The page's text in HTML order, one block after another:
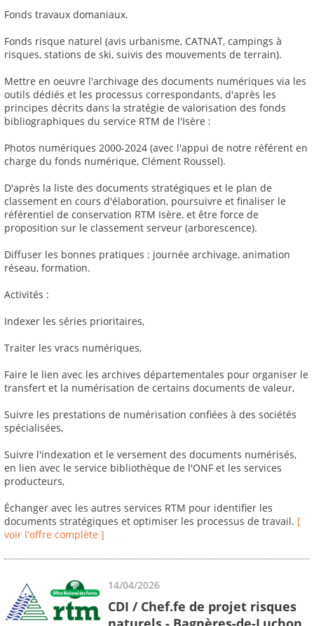
Fonds travaux domaniaux.
Fonds risque naturel (avis urbanisme, CATNAT, campings à
risques, stations de ski, suivis des mouvements de terrain).
Mettre en oeuvre l'archivage des documents numériques via les
outils dédiés et les processus correspondants, d'après les
principes décrits dans la stratégie de valorisation des fonds
bibliographiques du service RTM de l'Isère :
Photos numériques 2000-2024 (avec l'appui de notre référent en
charge du fonds numérique, Clément Roussel).
D'après la liste des documents stratégiques et le plan de
classement en cours d'élaboration, poursuivre et finaliser le
référentiel de conservation RTM Isère, et être force de
proposition sur le classement serveur (arborescence).
Diffuser les bonnes pratiques : journée archivage, animation
réseau, formation.
Activités :
Indexer les séries prioritaires,
Traiter les vracs numériques,
Faire le lien avec les archives départementales pour organiser le
transfert et la numérisation de certains documents de valeur,
Suivre les prestations de numérisation confiées à des sociétés
spécialisées,
Suivre l'indexation et le versement des documents numérisés,
en lien avec le service bibliothèque de l'ONF et les services
producteurs,
Échanger avec les autres services RTM pour identifier les
documents stratégiques et optimiser les processus de travail. [
voir l'offre complète ]
14/04/2026
CDI / Chef.fe de projet risques